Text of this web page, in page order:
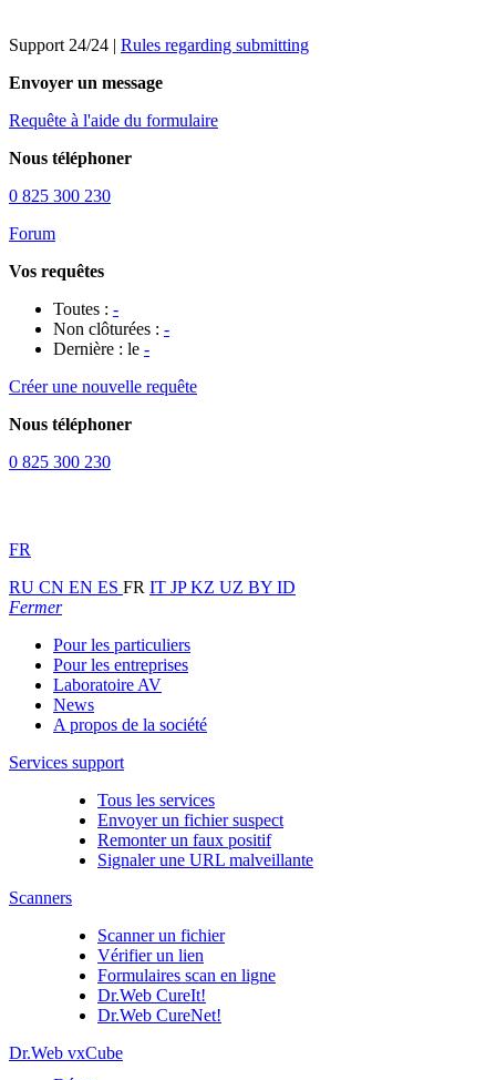
Support 24/24 | Rules regarding submitting
Envoyer un message
Requête à l'aide du formulaire
Nous téléphoner
0 825 300 230
Forum
Vos requêtes
Toutes : -
Non clôturées : -
Dernière : le -
Créer une nouvelle requête
Nous téléphoner
0 825 300 230
FR
RU CN EN ES FR IT JPKZ UZ BY ID
Fermer
Pour les particuliers
Pour les entreprises
Laboratoire AV
News
A propos de la société
Services support
Tous les services
Envoyer un fichier suspect
Remonter un faux positif
Signaler une URL malveillante
Scanners
Scanner un fichier
Vérifier un lien
Formulaires scan en ligne
Dr.Web CureIt!
Dr.Web CureNet!
Dr.Web vxCube